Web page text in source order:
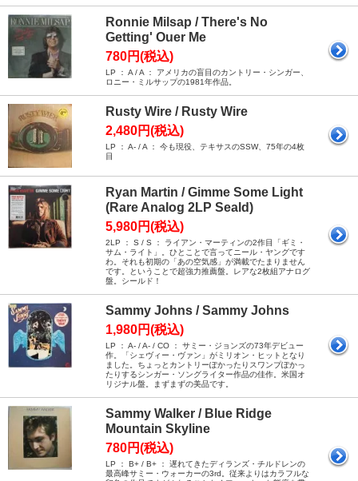
Ronnie Milsap / There's No
Getting' Ouer Me
780円(税込)
LP ： A / A ： アメリカの盲目のカントリー・シンガー、
ロニー・ミルサップの1981年作品。
Rusty Wire / Rusty Wire
2,480円(税込)
LP ： A- / A ： 今も現役、テキサスのSSW、75年の4枚
目
Ryan Martin / Gimme Some Light
(Rare Analog 2LP Seald)
5,980円(税込)
2LP ： S / S ： ライアン・マーティンの2作目「ギミ・
サム・ライト」。ひとことで言ってニール・ヤングです
わ。それも初期の「あの空気感」が満載でたまりません
です。ということで超強力推薦盤。レアな2枚組アナログ
盤。シールド！
Sammy Johns / Sammy Johns
1,980円(税込)
LP ： A- / A- / CO ： サミー・ジョンズの73年デビュー
作。「シェヴィー・ヴァン」がミリオン・ヒットとなり
ました。ちょっとカントリーぽかったりスワンプぽかっ
たりするシンガー・ソングライター作品の佳作。米国オ
リジナル盤。まずまずの美品です。
Sammy Walker / Blue Ridge
Mountain Skyline
780円(税込)
LP ： B+ / B+ ： 遅れてきたディランズ・チルドレンの
最高峰サミー・ウォーカーの3rd。従来よりはカラフルな